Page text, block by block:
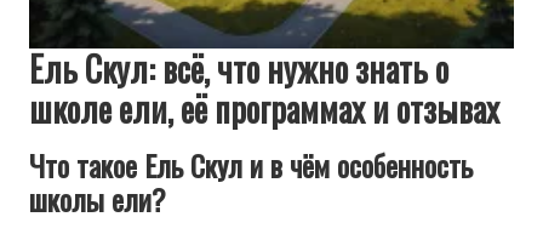
Ель Скул: всё, что нужно знать о
школе ели, её программах и отзывах
Что такое Ель Скул и в чём особенность
школы ели?